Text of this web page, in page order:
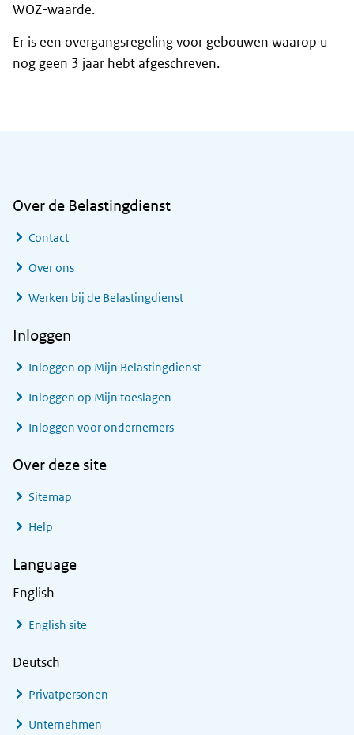
WOZ-waarde.
Er is een overgangsregeling voor gebouwen waarop u
nog geen 3 jaar hebt afgeschreven.
Over de Belastingdienst
Contact
Over ons
Werken bij de Belastingdienst
Inloggen
Inloggen op Mijn Belastingdienst
Inloggen op Mijn toeslagen
Inloggen voor ondernemers
Over deze site
Sitemap
Help
Language
English
English site
Deutsch
Privatpersonen
Unternehmen